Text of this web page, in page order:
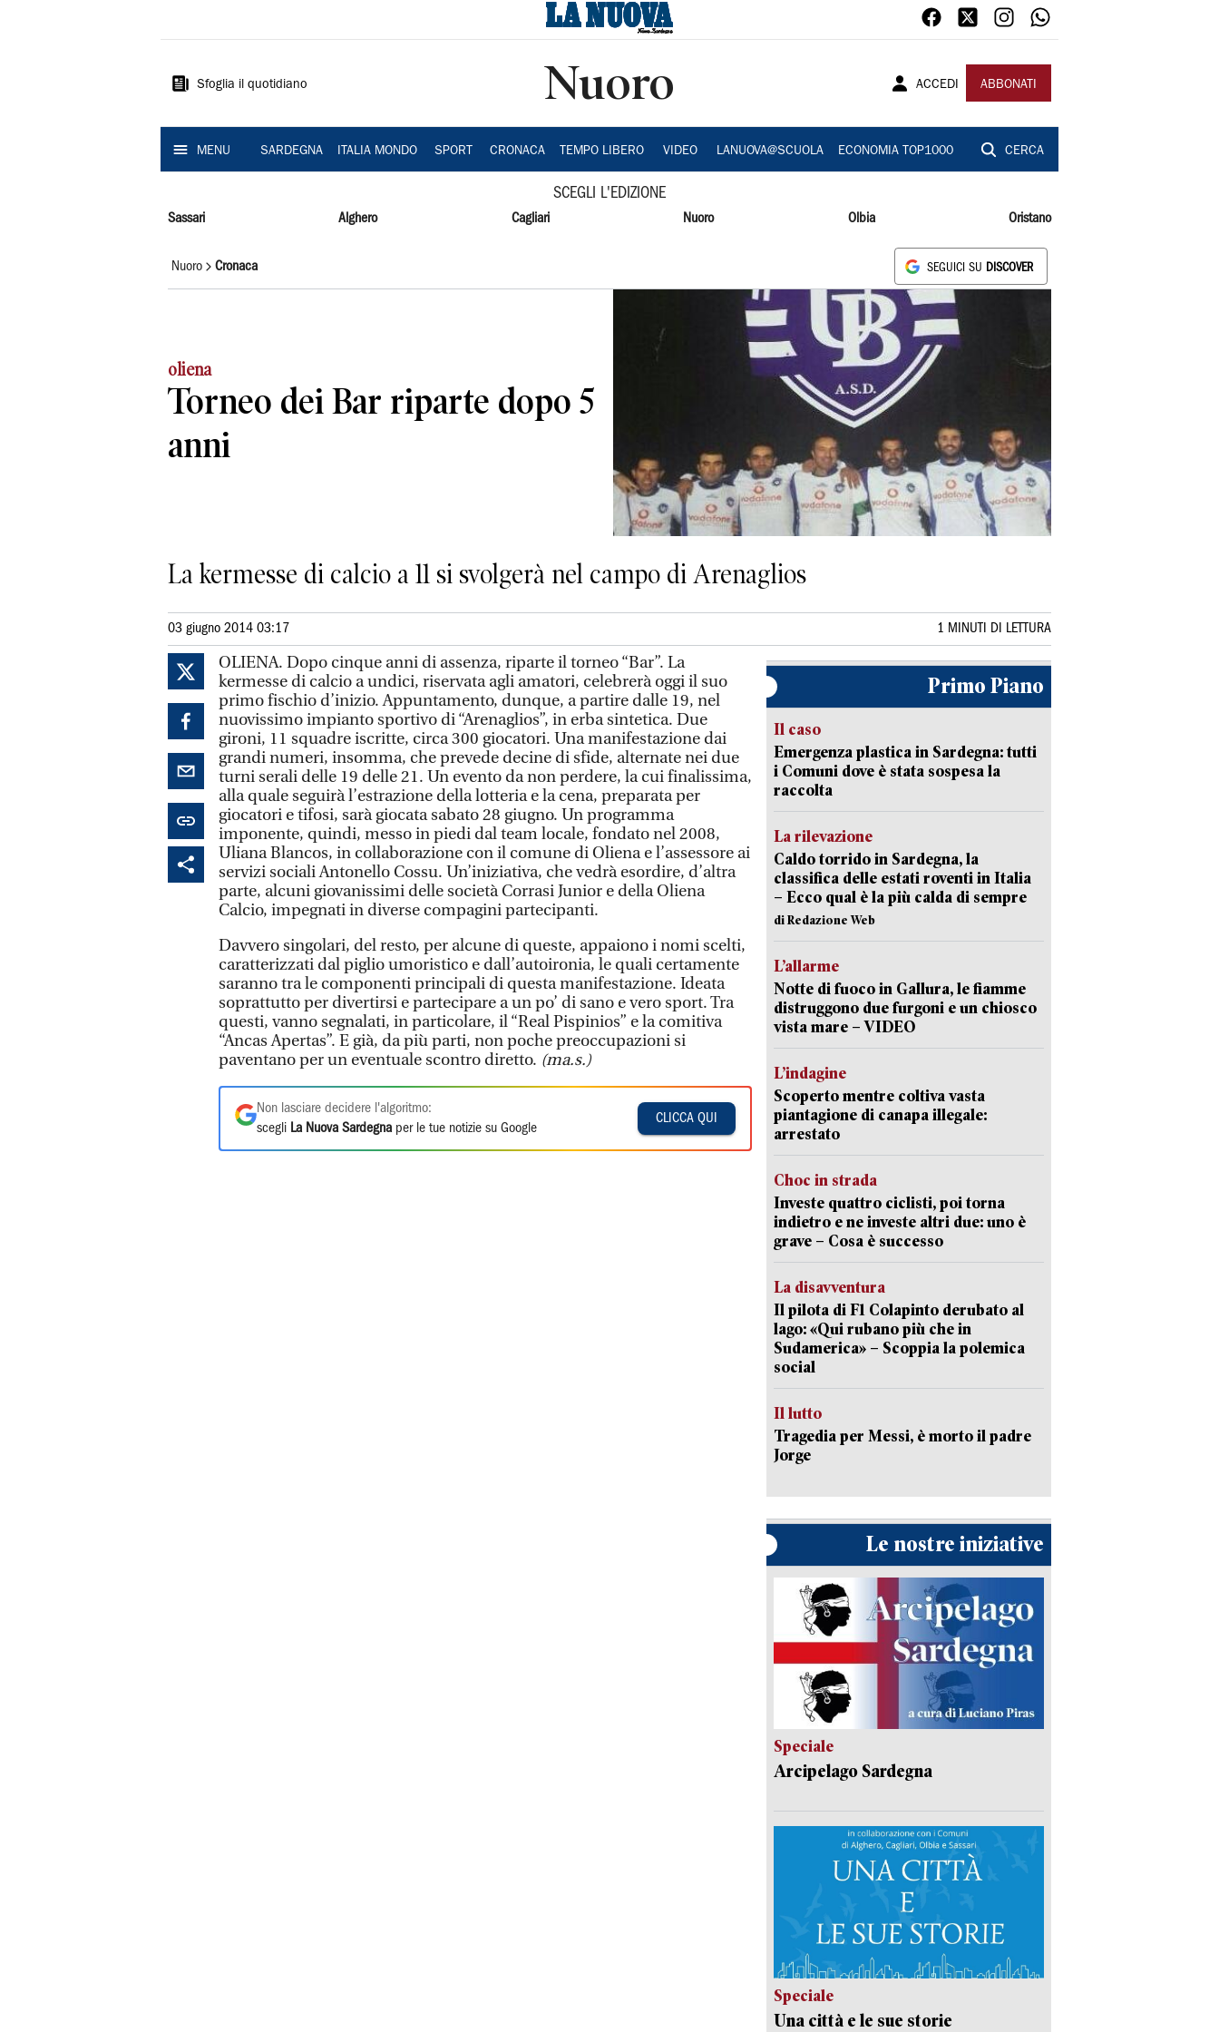
Sardegna
Sfoglia il quotidiano Nuoro ACCEDI ABBONATI
MENU SARDEGNA ITALIA MONDO SPORT CRONACA TEMPO LIBERO VIDEO LANUOVA@SCUOLA ECONOMIA TOP1000 CERCA
SCEGLI L'EDIZIONE
Sassari Alghero Cagliari Nuoro Olbia Oristano
Nuoro Cronaca SEGUICI SU DISCOVER
oliena
Torneo dei Bar riparte dopo 5
anni
La kermesse di calcio a 11 si svolgerà nel campo di Arenaglios
03 giugno 2014 03:17 1 MINUTI DI LETTURA
OLIENA. Dopo cinque anni di assenza, riparte il torneo “Bar”. La
kermesse di calcio a undici, riservata agli amatori, celebrerà oggi il suo
primo fischio d’inizio. Appuntamento, dunque, a partire dalle 19, nel
nuovissimo impianto sportivo di “Arenaglios”, in erba sintetica. Due
gironi, 11 squadre iscritte, circa 300 giocatori. Una manifestazione dai
grandi numeri, insomma, che prevede decine di sfide, alternate nei due
turni serali delle 19 delle 21. Un evento da non perdere, la cui finalissima,
alla quale seguirà l’estrazione della lotteria e la cena, preparata per
giocatori e tifosi, sarà giocata sabato 28 giugno. Un programma
imponente, quindi, messo in piedi dal team locale, fondato nel 2008,
Uliana Blancos, in collaborazione con il comune di Oliena e l’assessore ai
servizi sociali Antonello Cossu. Un’iniziativa, che vedrà esordire, d’altra
parte, alcuni giovanissimi delle società Corrasi Junior e della Oliena
Calcio, impegnati in diverse compagini partecipanti.
Davvero singolari, del resto, per alcune di queste, appaiono i nomi scelti,
caratterizzati dal piglio umoristico e dall’autoironia, le quali certamente
saranno tra le componenti principali di questa manifestazione. Ideata
soprattutto per divertirsi e partecipare a un po’ di sano e vero sport. Tra
questi, vanno segnalati, in particolare, il “Real Pispinios” e la comitiva
“Ancas Apertas”. E già, da più parti, non poche preoccupazioni si
paventano per un eventuale scontro diretto. (ma.s.)
Non lasciare decidere l'algoritmo:
scegli La Nuova Sardegna per le tue notizie su Google
CLICCA QUI
Primo Piano
Il caso
Emergenza plastica in Sardegna: tutti
i Comuni dove è stata sospesa la
raccolta
La rilevazione
Caldo torrido in Sardegna, la
classifica delle estati roventi in Italia
– Ecco qual è la più calda di sempre
di Redazione Web
L’allarme
Notte di fuoco in Gallura, le fiamme
distruggono due furgoni e un chiosco
vista mare – VIDEO
L’indagine
Scoperto mentre coltiva vasta
piantagione di canapa illegale:
arrestato
Choc in strada
Investe quattro ciclisti, poi torna
indietro e ne investe altri due: uno è
grave – Cosa è successo
La disavventura
Il pilota di F1 Colapinto derubato al
lago: «Qui rubano più che in
Sudamerica» – Scoppia la polemica
social
Il lutto
Tragedia per Messi, è morto il padre
Jorge
Le nostre iniziative
Speciale
Arcipelago Sardegna
Speciale
Una città e le sue storie